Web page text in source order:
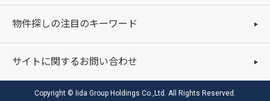
物件探しの注目のキーワード
サイトに関するお問い合わせ
Copyright © Iida Group Holdings Co.,Ltd. All Rights Reserved.